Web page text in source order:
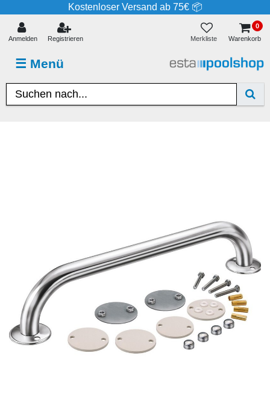
Kostenloser Versand ab 75€ 📦
☰ Menü
Anmelden Registrieren Merkliste
0
Warenkorb